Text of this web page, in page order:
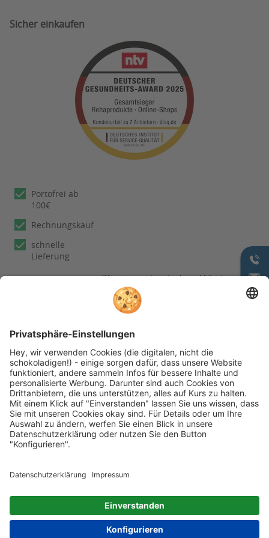
Sicher einkaufen
Portofrei ab
100€
Rechnungskauf
schnelle
Lieferung
Wir nutzen reviews.io als unabhängigen
Dienstleister für die Einholung von
Bewertungen. Erfahren Sie mehr unter
unserenInformationen zu
Kundenbewertungen
Folgen Sie rehashop auch auf folgenden Kanälen
* Alle Preise inkl. gesetzl. Mehrwertsteuer zzgl.
Versandkosten wenn nicht anders beschrieben